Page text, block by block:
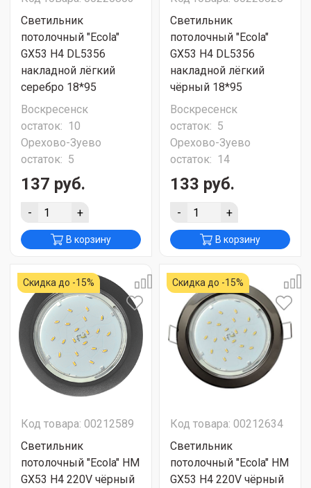
Светильник
потолочный "Ecola"
GX53 H4 DL5356
накладной лёгкий
серебро 18*95
Воскресенск
остаток: 10
Орехово-Зуево
остаток: 5
137 руб.
- +
В корзину
Светильник
потолочный "Ecola"
GX53 H4 DL5356
накладной лёгкий
чёрный 18*95
Воскресенск
остаток: 5
Орехово-Зуево
остаток: 14
133 руб.
- +
В корзину
Скидка до -15%
Код товара: 00212589
Светильник
потолочный "Ecola" HM
GX53 H4 220V чёрный
Скидка до -15%
Код товара: 00212634
Светильник
потолочный "Ecola" HM
GX53 H4 220V чёрный